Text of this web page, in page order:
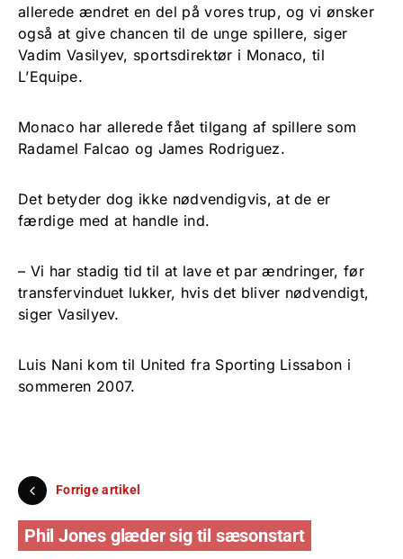
allerede ændret en del på vores trup, og vi ønsker
også at give chancen til de unge spillere, siger
Vadim Vasilyev, sportsdirektør i Monaco, til
L’Equipe.
Monaco har allerede fået tilgang af spillere som
Radamel Falcao og James Rodriguez.
Det betyder dog ikke nødvendigvis, at de er
færdige med at handle ind.
– Vi har stadig tid til at lave et par ændringer, før
transfervinduet lukker, hvis det bliver nødvendigt,
siger Vasilyev.
Luis Nani kom til United fra Sporting Lissabon i
sommeren 2007.
Forrige artikel
Phil Jones glæder sig til sæsonstart